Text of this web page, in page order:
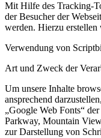
Mit Hilfe des Tracking-
der Besucher der
werden. Hierzu
Verwendung von
Art und Zweck der
Um unsere Inhalte
ansprechend
„Google Web Fonts“
Parkway, Mountain
zur Darstellung von